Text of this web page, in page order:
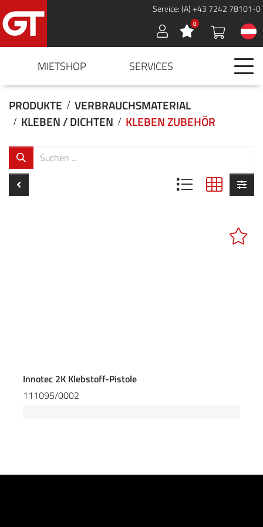
Service: (A) +43 7242 78101-0
Sign in 0
MIETSHOP SERVICES
PRODUKTE
VERBRAUCHSMATERIAL
KLEBEN / DICHTEN
KLEBEN ZUBEHÖR
Innotec 2K Klebstoff-Pistole
111095/0002